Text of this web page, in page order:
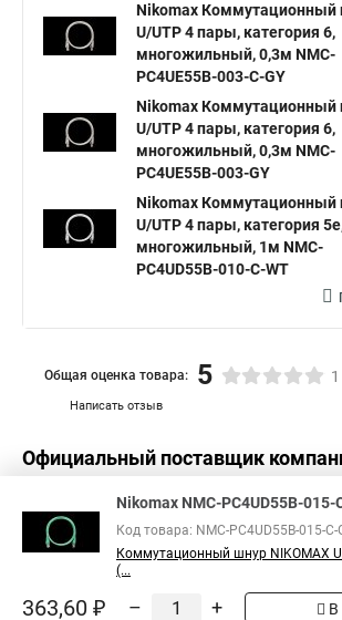
Nikomax Коммутационный
U/UTP 4 пары, категория 6,
многожильный, 0,3м NMC-
PC4UE55B-003-C-GY
Nikomax Коммутационный
U/UTP 4 пары, категория 6,
многожильный, 0,3м NMC-
PC4UE55B-003-GY
Nikomax Коммутационный
U/UTP 4 пары, категория
многожильный, 1м NMC-
PC4UD55B-010-C-WT
Написать отзыв
Общая оценка товара: 5 1
Официальный поставщик
Nikomax NMC-PC4UD55B-015-
Код товара: NMC-PC4UD55B-015-C-
Коммутационный шнур NIKOMAX
(...
363,60 ₽ – + В